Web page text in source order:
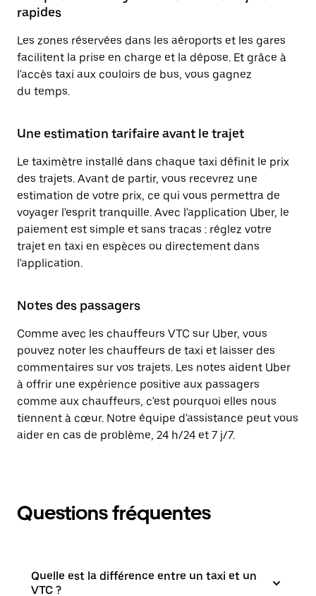
rapides
Les zones réservées dans les aéroports et les gares
facilitent la prise en charge et la dépose. Et grâce à
l'accès taxi aux couloirs de bus, vous gagnez
du temps.
Une estimation tarifaire avant le trajet
Le taximètre installé dans chaque taxi définit le prix
des trajets. Avant de partir, vous recevrez une
estimation de votre prix, ce qui vous permettra de
voyager l'esprit tranquille. Avec l'application Uber, le
paiement est simple et sans tracas : réglez votre
trajet en taxi en espèces ou directement dans
l'application.
Notes des passagers
Comme avec les chauffeurs VTC sur Uber, vous
pouvez noter les chauffeurs de taxi et laisser des
commentaires sur vos trajets. Les notes aident Uber
à offrir une expérience positive aux passagers
comme aux chauffeurs, c'est pourquoi elles nous
tiennent à cœur. Notre équipe d'assistance peut vous
aider en cas de problème, 24 h/24 et 7 j/7.
Questions fréquentes
Quelle est la différence entre un taxi et un
VTC ?